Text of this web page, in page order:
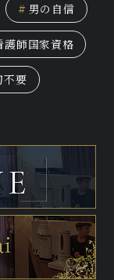
# 男の自信
護師国家資格
不要